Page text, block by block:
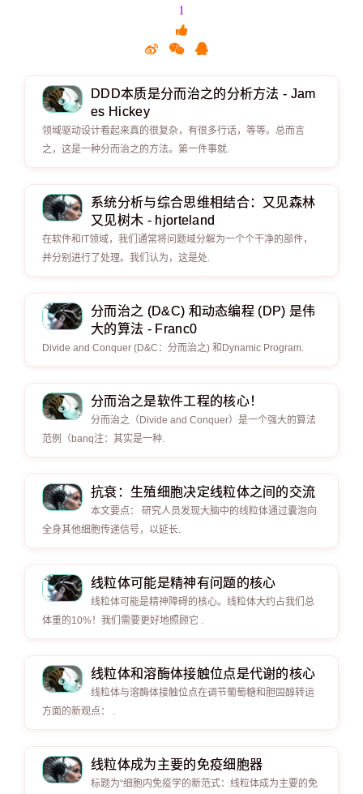
1
DDD本质是分而治之的分析方法 - Jam
es Hickey
领域驱动设计看起来真的很复杂，有很多行话，等等。总而言
之，这是一种分而治之的方法。第一件事就.
系统分析与综合思维相结合：又见森林
又见树木 - hjorteland
在软件和IT领域，我们通常将问题域分解为一个个干净的部件，
并分别进行了处理。我们认为，这是处.
分而治之 (D&C) 和动态编程 (DP) 是伟
大的算法 - Franc0
Divide and Conquer (D&C：分而治之) 和Dynamic Program.
分而治之是软件工程的核心！
分而治之（Divide and Conquer）是一个强大的算法
范例（banq注：其实是一种.
抗衰：生殖细胞决定线粒体之间的交流
本文要点： 研究人员发现大脑中的线粒体通过囊泡向
全身其他细胞传递信号，以延长.
线粒体可能是精神有问题的核心
线粒体可能是精神障碍的核心。线粒体大约占我们总
体重的10%！我们需要更好地照顾它 .
线粒体和溶酶体接触位点是代谢的核心
线粒体与溶酶体接触位点在调节葡萄糖和胆固醇转运
方面的新观点： .
线粒体成为主要的免疫细胞器
标题为“细胞内免疫学的新范式：线粒体成为主要的免